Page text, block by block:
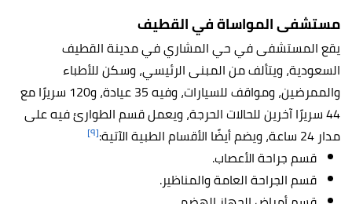
مستشفى المواساة في القطيف
يقع المستشفى في حي المشاري في مدينة القطيف
السعودية، ويتألف من المبنى الرئيسي، وسكن للأطباء
والممرضين، ومواقف للسيارات، وفيه 35 عيادة، و120 سريرًا مع
44 سريرًا آخرين للحالات الحرجة، ويعمل قسم الطوارئ فيه على
مدار 24 ساعة، ويضم أيضًا الأقسام الطبية الآتية:
[٩]
قسم جراحة الأعصاب.
قسم الجراحة العامة والمناظير.